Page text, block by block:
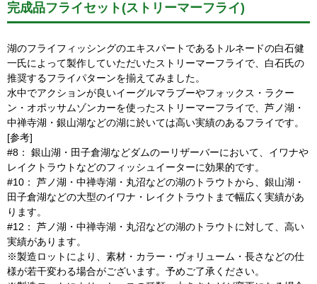
完成品フライセット(ストリーマーフライ)
湖のフライフィッシングのエキスパートであるトルネードの白石健
一氏によって製作していただいたストリーマーフライで、白石氏の
推奨するフライパターンを揃えてみました。
水中でアクションが良いイーグルマラブーやフォックス・ラクー
ン・オポッサムゾンカーを使ったストリーマーフライで、芦ノ湖・
中禅寺湖・銀山湖などの湖に於いては高い実績のあるフライです。
[参考]
#8： 銀山湖・田子倉湖などダムのーリザーバーにおいて、イワナや
レイクトラウトなどのフィッシュイーターに効果的です。
#10： 芦ノ湖・中禅寺湖・丸沼などの湖のトラウトから、銀山湖・
田子倉湖などの大型のイワナ・レイクトラウトまで幅広く実績があ
ります。
#12： 芦ノ湖・中禅寺湖・丸沼などの湖のトラウトに対して、高い
実績があります。
※製造ロットにより、素材・カラー・ヴォリューム・長さなどの仕
様が若干変わる場合がございます。予めご了承ください。